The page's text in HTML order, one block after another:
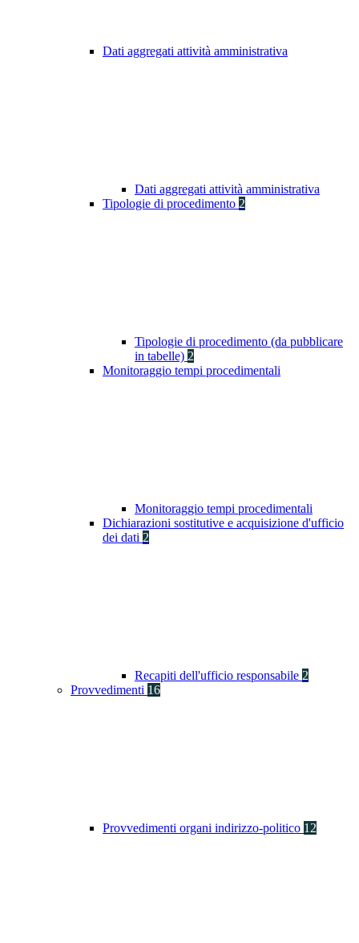
Dati aggregati attività amministrativa
Dati aggregati attività amministrativa
Tipologie di procedimento 2
Tipologie di procedimento (da pubblicare
in tabelle) 2
Monitoraggio tempi procedimentali
Monitoraggio tempi procedimentali
Dichiarazioni sostitutive e acquisizione d'ufficio
dei dati 2
Recapiti dell'ufficio responsabile 2
Provvedimenti 16
Provvedimenti organi indirizzo-politico 12